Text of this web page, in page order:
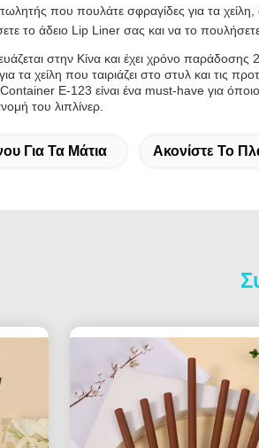
που πουλάτε σφραγίδες για τα
το άδειο Lip Liner σας και να το
στην Κίνα και έχει χρόνο
τα χείλη που ταιριάζει στο στυλ και τις
E-123 είναι ένα must-have για
του λιπλίνερ.
Για Τα Μάτια Ακονίστε Το